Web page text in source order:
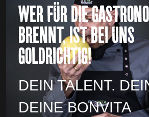
WER FÜR DIE
BRENNT, IST BEI UNS
GOLDRICHTIG!
DEIN TALENT.
DEINE BONVITA